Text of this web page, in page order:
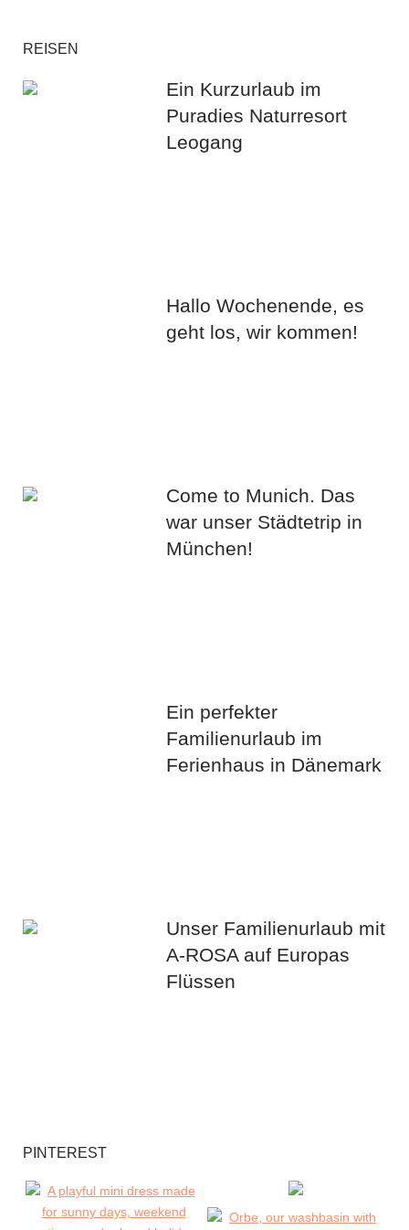
REISEN
Ein Kurzurlaub im
Puradies Naturresort
Leogang
Hallo Wochenende, es
geht los, wir kommen!
Come to Munich. Das
war unser Städtetrip in
München!
Ein perfekter
Familienurlaub im
Ferienhaus in Dänemark
Unser Familienurlaub mit
A-ROSA auf Europas
Flüssen
PINTEREST